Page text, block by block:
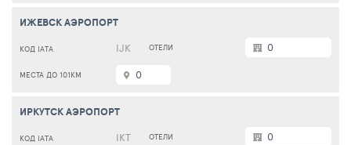
ИЖЕВСК АЭРОПОРТ
IJK
0
0
ИРКУТСК АЭРОПОРТ
IKT
0